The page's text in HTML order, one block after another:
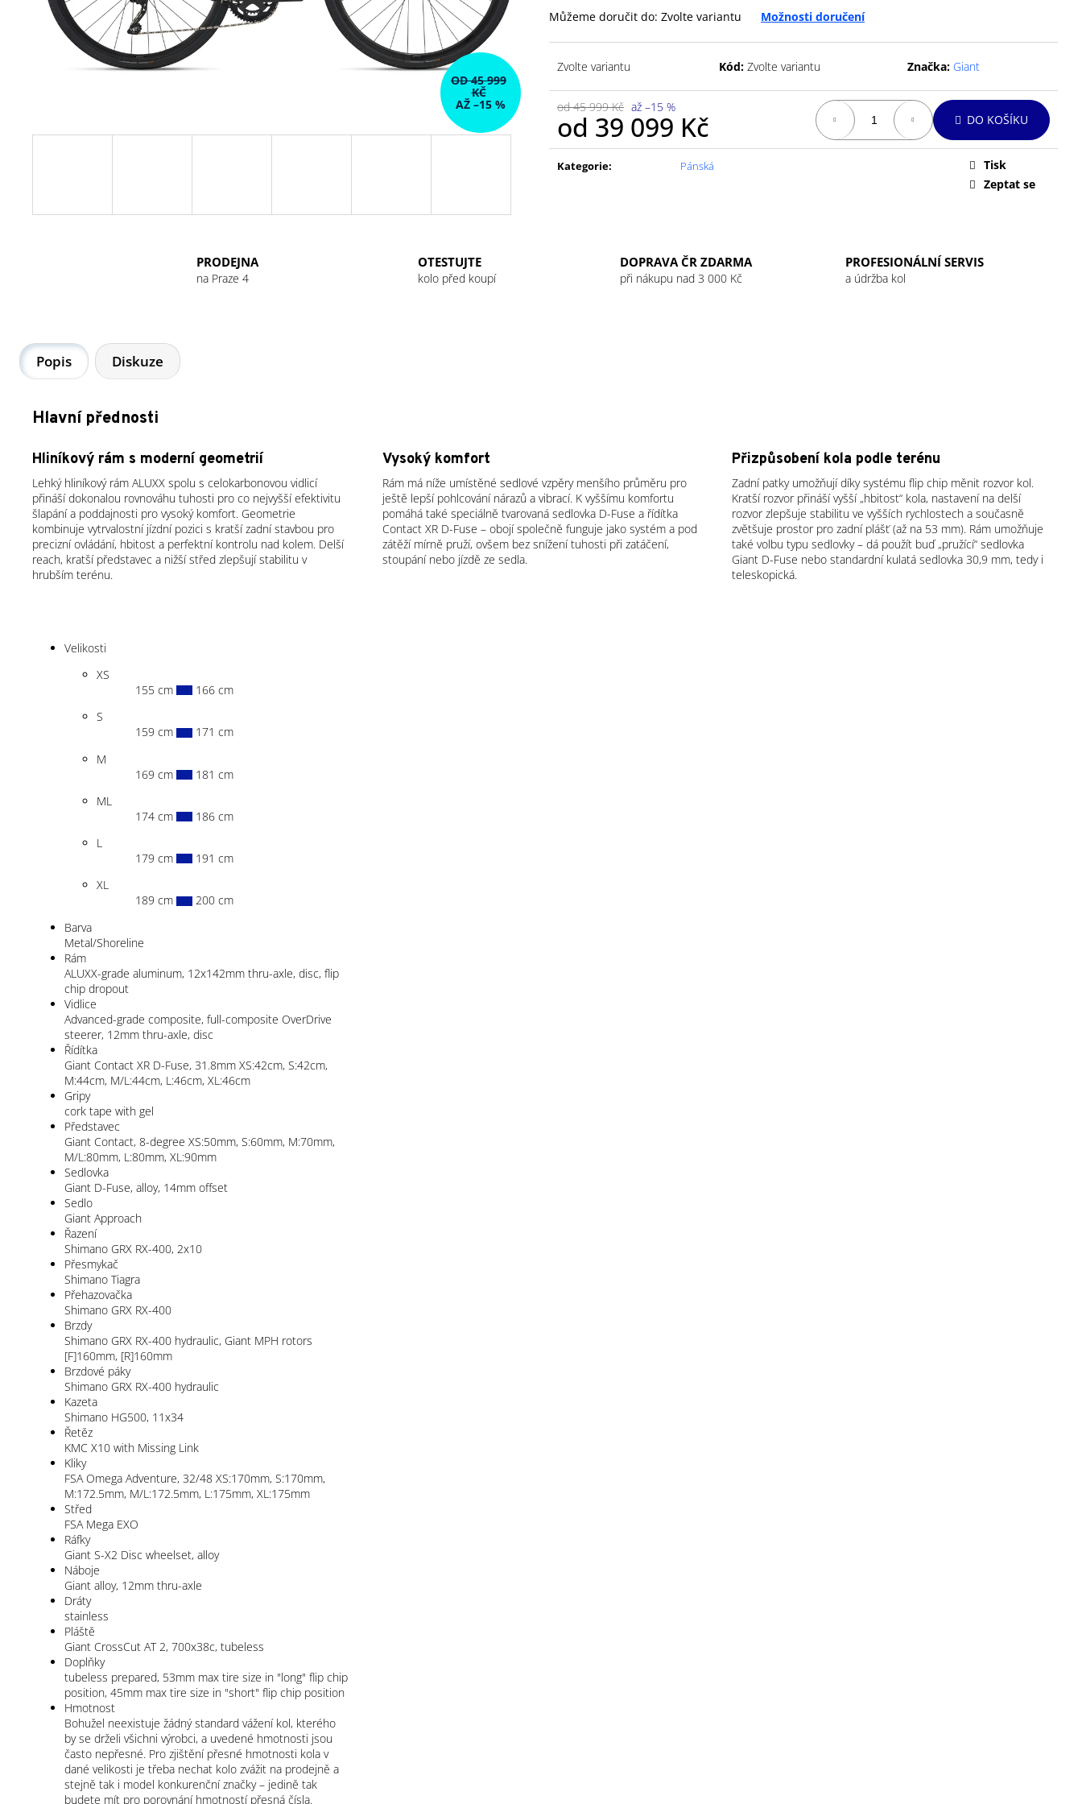
Můžeme doručit do: Zvolte variantu Možnosti doručení
Zvolte variantu Kód: Zvolte variantu Značka: Giant
od 45 999 Kč až –15 %
od 39 099 Kč
Měrná
cena:
DO KOŠÍKU
Kategorie: Pánská
Tisk
Zeptat se
OD 45 999
KČ
AŽ –15 %
PRODEJNA
na Praze 4
OTESTUJTE
kolo před koupí
DOPRAVA ČR ZDARMA
při nákupu nad 3 000 Kč
PROFESIONÁLNÍ SERVIS
a údržba kol
Popis Diskuze
Hlavní přednosti
Hliníkový rám s moderní geometrií
Lehký hliníkový rám ALUXX spolu s celokarbonovou vidlicí
přináší dokonalou rovnováhu tuhosti pro co nejvyšší efektivitu
šlapání a poddajnosti pro vysoký komfort. Geometrie
kombinuje vytrvalostní jízdní pozici s kratší zadní stavbou pro
precizní ovládání, hbitost a perfektní kontrolu nad kolem. Delší
reach, kratší představec a nižší střed zlepšují stabilitu v
hrubším terénu.
Velikosti
XS
155 cm
166 cm
S
159 cm
171 cm
M
169 cm
181 cm
ML
174 cm
186 cm
L
179 cm
191 cm
XL
189 cm
200 cm
Barva
Metal/Shoreline
Rám
ALUXX-grade aluminum, 12x142mm thru-axle, disc, flip
chip dropout
Vidlice
Advanced-grade composite, full-composite OverDrive
steerer, 12mm thru-axle, disc
Řídítka
Giant Contact XR D-Fuse, 31.8mm XS:42cm, S:42cm,
M:44cm, M/L:44cm, L:46cm, XL:46cm
Gripy
cork tape with gel
Představec
Giant Contact, 8-degree XS:50mm, S:60mm, M:70mm,
M/L:80mm, L:80mm, XL:90mm
Sedlovka
Giant D-Fuse, alloy, 14mm offset
Sedlo
Giant Approach
Řazení
Shimano GRX RX-400, 2x10
Přesmykač
Shimano Tiagra
Přehazovačka
Shimano GRX RX-400
Brzdy
Shimano GRX RX-400 hydraulic, Giant MPH rotors
[F]160mm, [R]160mm
Brzdové páky
Shimano GRX RX-400 hydraulic
Kazeta
Shimano HG500, 11x34
Řetěz
KMC X10 with Missing Link
Kliky
FSA Omega Adventure, 32/48 XS:170mm, S:170mm,
M:172.5mm, M/L:172.5mm, L:175mm, XL:175mm
Střed
FSA Mega EXO
Ráfky
Giant S-X2 Disc wheelset, alloy
Náboje
Giant alloy, 12mm thru-axle
Dráty
stainless
Pláště
Giant CrossCut AT 2, 700x38c, tubeless
Doplňky
tubeless prepared, 53mm max tire size in "long" flip chip
position, 45mm max tire size in "short" flip chip position
Hmotnost
Bohužel neexistuje žádný standard vážení kol, kterého
by se drželi všichni výrobci, a uvedené hmotnosti jsou
často nepřesné. Pro zjištění přesné hmotnosti kola v
dané velikosti je třeba nechat kolo zvážit na prodejně a
stejně tak i model konkurenční značky – jedině tak
budete mít pro porovnání hmotností přesná čísla.
Vysoký komfort
Rám má níže umístěné sedlové vzpěry menšího průměru pro
ještě lepší pohlcování nárazů a vibrací. K vyššímu komfortu
pomáhá také speciálně tvarovaná sedlovka D-Fuse a řídítka
Contact XR D-Fuse – obojí společně funguje jako systém a pod
zátěží mírně pruží, ovšem bez snížení tuhosti při zatáčení,
stoupání nebo jízdě ze sedla.
Přizpůsobení kola podle terénu
Zadní patky umožňují díky systému flip chip měnit rozvor kol.
Kratší rozvor přináší vyšší „hbitost“ kola, nastavení na delší
rozvor zlepšuje stabilitu ve vyšších rychlostech a současně
zvětšuje prostor pro zadní plášť (až na 53 mm). Rám umožňuje
také volbu typu sedlovky – dá použít buď „pružící“ sedlovka
Giant D-Fuse nebo standardní kulatá sedlovka 30,9 mm, tedy i
teleskopická.
GU ENERGY GEL 32G CHOCOLATE
OUTRAGE
49 Kč
GU ENERGY GEL 32G JET BLACKBERRY
49 Kč
LEMONADE
49 Kč